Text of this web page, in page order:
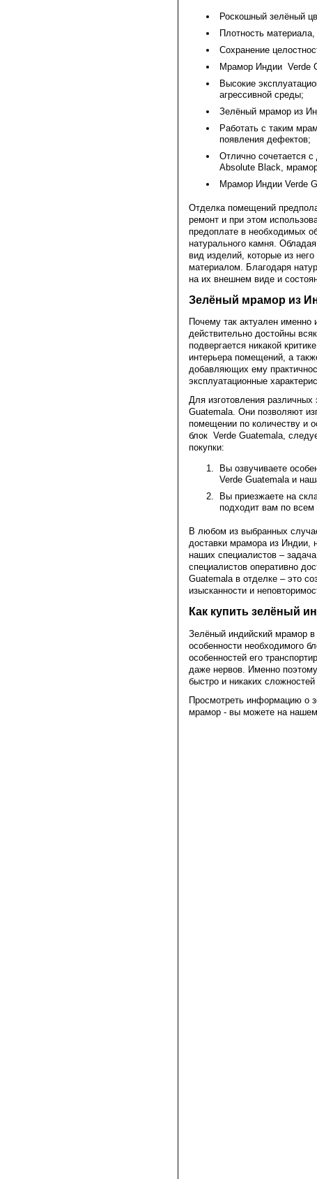
Роскошный зелёный
Плотность
Сохранение
Мрамор Индии Verde
Высокие
агрессивной среды;
Зелёный мрамор из
Работать с таким
появления дефектов;
Отлично сочетается
Absolute Black,
Мрамор Индии Verde
Отделка помещений
ремонт и при этом
предоплате в необходимых
натурального камня.
вид изделий, которые из
материалом. Благодаря
на их внешнем виде и
Зелёный мрамор из
Почему так актуален именно
действительно достойны
подвергается никакой
интерьера помещений, а
добавляющих ему
эксплуатационные
Для изготовления
Guatemalа. Они позволяют
помещении по количеству и
блок Verde Guatemalа​​​​​​​,
покупки:
Вы озвучиваете
Verde Guatemalа​​​​​​​ и
Вы приезжаете на
подходит вам по
В любом из выбранных
доставки мрамора из Индии,
наших специалистов –
специалистов оперативно
Guatemalа​​​​​​​ в отделке – это
изысканности и
Как купить зелёный
Зелёный индийский мрамор в
особенности необходимого
особенностей его
даже нервов. Именно
быстро и никаких
Просмотреть информацию о
мрамор - вы можете на